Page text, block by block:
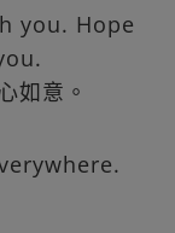
you. Hope
如意。